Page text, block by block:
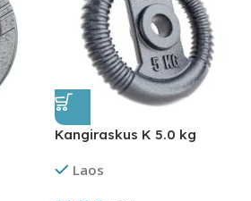
Kangiraskus K 5.0 kg
Laos